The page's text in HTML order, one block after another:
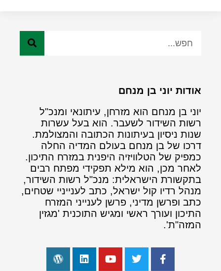
אודות יוני בן מנחם
יוני בן מנחם הוא מזרחן, עיתונאי ומנכ"ל
רשות השידור לשעבר. הוא בעל עשרות
שנות ניסיון בעיתונות הכתובה והמצולמת.
דרכו של בן מנחם בעולם המדיה החלה
כמפיק של הטלוויזיה היפנית במזרח התיכון.
לאחר מכן, הוא מילא תפקידי מפתח רבים
בתקשורת הישראלית: מנכ"ל רשות השידור,
מנהל רדיו קול ישראל, כתב לענייניי שטחים,
כתב ופרשן מדיני, פרשן לענייני המזרח
התיכון ועורך ראשי ומגיש התוכנית 'מגזין
המזה"ת'.